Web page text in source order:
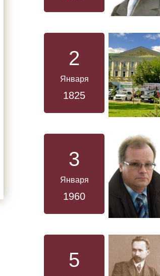
2
Января
1825
3
Января
1960
5